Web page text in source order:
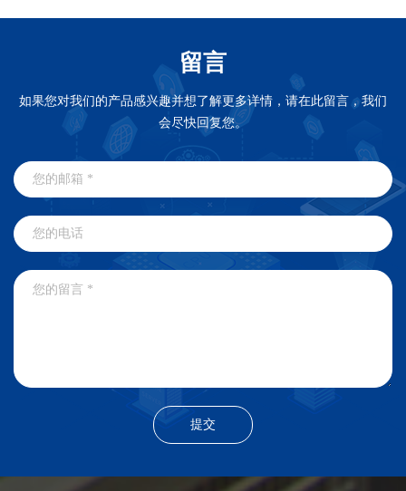
留言
如果您对我们的产品感兴趣并想了解更多详情，请在此留言，我们
会尽快回复您。